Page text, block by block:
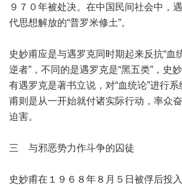
９７０年被处决。在中国民间社会中，
代思想解放的“普罗米修土”。
史妙甫应是与遇罗克同时期起来反抗“血
逆者”，不同的是遇罗克是“黑五类”，史
有遇罗克是著书立说，对“血统论”进行
甫则是从一开始就付诸实际行动，率众
迫害。
三 与邪恶势力作斗争的囚徒
史妙甫在１９６８年８月５日被俘后投